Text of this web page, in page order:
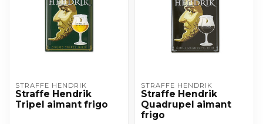
STRAFFE HENDRIK
Straffe Hendrik
Tripel aimant frigo
STRAFFE HENDRIK
Straffe Hendrik
Quadrupel aimant
frigo